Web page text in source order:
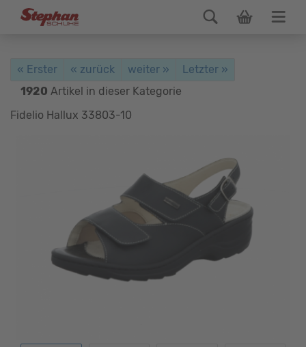
« Erster « zurück weiter »
Letzter »
1920 Artikel in dieser Kategorie
Fidelio Hallux 33803-10